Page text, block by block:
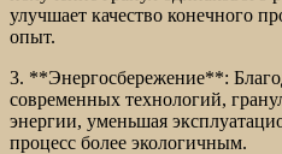
улучшает качество конечного
опыт.
3. **Энергосбережение**:
современных технологий,
энергии, уменьшая
процесс более экологичным.